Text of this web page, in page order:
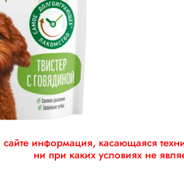
информация, касающаяся
ни при каких условиях не